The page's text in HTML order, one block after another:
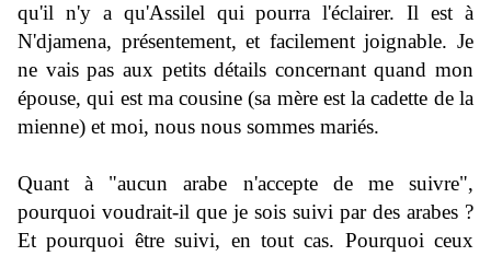
qu'il n'y a qu'Assilel qui pourra l'éclairer. Il est à
N'djamena, présentement, et facilement joignable. Je
ne vais pas aux petits détails concernant quand mon
épouse, qui est ma cousine (sa mère est la cadette de la
mienne) et moi, nous nous sommes mariés.
Quant à "aucun arabe n'accepte de me suivre",
pourquoi voudrait-il que je sois suivi par des arabes ?
Et pourquoi être suivi, en tout cas. Pourquoi ceux